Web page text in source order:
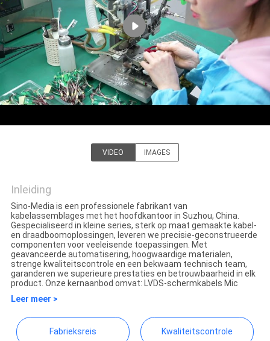
OP
NIEUWS
GEVALLEN
VRAAG
SITEMAP
PRIVACYBELEID
VIDEO IMAGES
Inleiding
Sino-Media is een professionele fabrikant van
kabelassemblages met het hoofdkantoor in Suzhou, China.
Gespecialiseerd in kleine series, sterk op maat gemaakte kabel-
en draadboomoplossingen, leveren we precisie-geconstrueerde
componenten voor veeleisende toepassingen. Met
geavanceerde automatisering, hoogwaardige materialen,
strenge kwaliteitscontrole en een bekwaam technisch team,
garanderen we superieure prestaties en betrouwbaarheid in elk
product. Onze kernaanbod omvat: LVDS-schermkabels Mic
Leer meer >
Fabrieksreis Kwaliteitscontrole